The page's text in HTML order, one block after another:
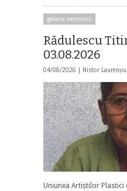
galaxia nemuririi
Rădulescu
03.08.2026
04/08/2026 | Nistor Laurențiu
Uniunea Artiștilor Plastici